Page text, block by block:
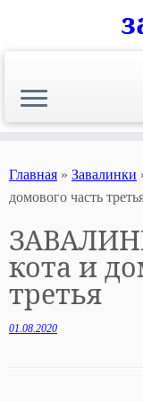
Главная » Завалинки
домового часть
кота и
третья
01.08.2020